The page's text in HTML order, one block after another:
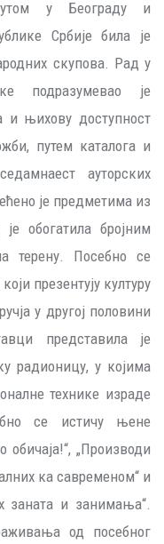
у Београду и
Србије била је
скупова. Рад у
подразумевао је
и њихову доступност
путем каталога и
ауторских
је предметима из
обогатила бројним
терену. Посебно се
презентују културу
у другој половини
представила је
радионицу, у којима
технике израде
се истичу њене
обичаја!“, „Производи
ка савременом“ и
заната и занимања“.
од посебног